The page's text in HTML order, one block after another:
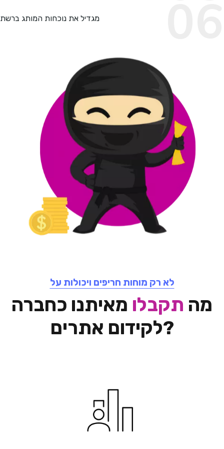
מגדיל את נוכחות המותג ברשת
לא רק מוחות חריפים ויכולות על
מה תקבלו מאיתנו כחברה
לקידום אתרים?